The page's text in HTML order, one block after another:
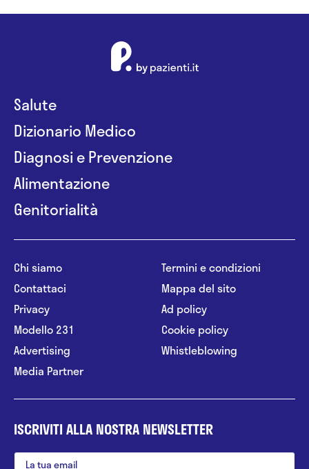
Salute
Dizionario Medico
Diagnosi e Prevenzione
Alimentazione
Genitorialità
Chi siamo
Contattaci
Privacy
Modello 231
Advertising
Media Partner
Termini e condizioni
Mappa del sito
Ad policy
Cookie policy
Whistleblowing
ISCRIVITI ALLA NOSTRA NEWSLETTER